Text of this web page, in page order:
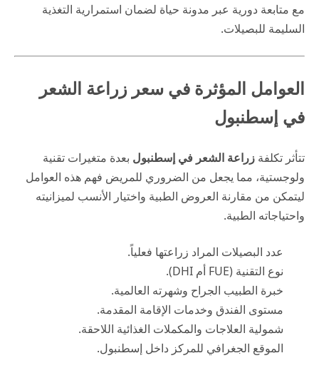
مع متابعة دورية عبر مدونة حياة لضمان استمرارية التغذية
السليمة للبصيلات.
العوامل المؤثرة في سعر زراعة الشعر
في إسطنبول
تتأثر تكلفة زراعة الشعر في إسطنبول بعدة متغيرات تقنية
ولوجستية، مما يجعل من الضروري للمريض فهم هذه العوامل
ليتمكن من مقارنة العروض الطبية واختيار الأنسب لميزانيته
واحتياجاته الطبية.
عدد البصيلات المراد زراعتها فعلياً.
نوع التقنية (FUE أم DHI).
خبرة الطبيب الجراح وشهرته العالمية.
مستوى الفندق وخدمات الإقامة المقدمة.
شمولية العلاجات والمكملات الغذائية اللاحقة.
الموقع الجغرافي للمركز داخل إسطنبول.